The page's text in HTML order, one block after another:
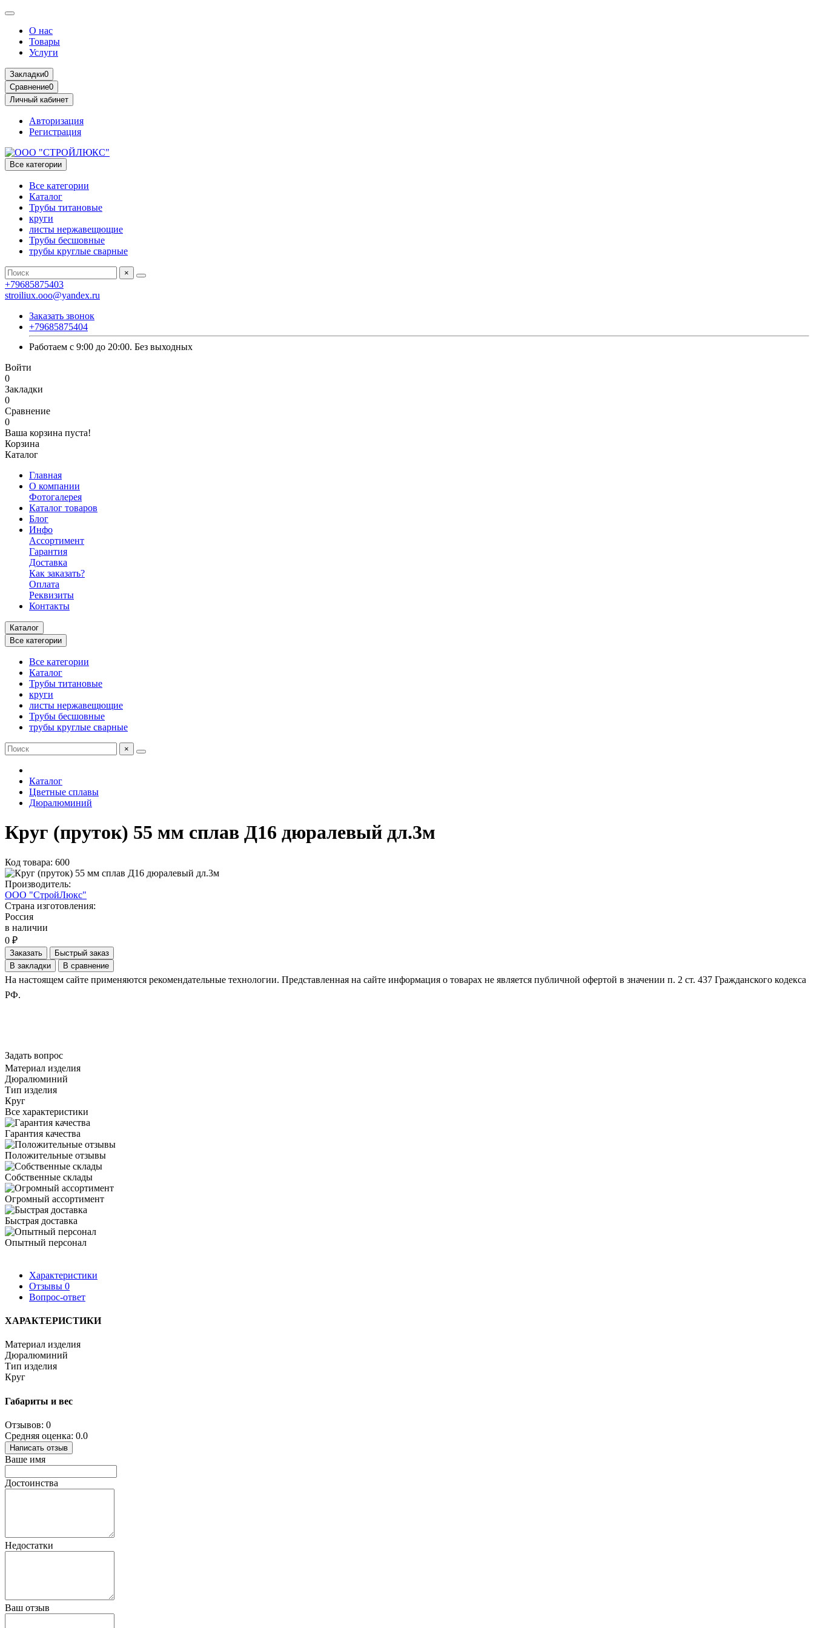
О нас
Товары
Услуги
Закладки0
Сравнение0
Личный кабинет
Авторизация
Регистрация
Все категории
Все категории
Каталог
Трубы титановые
круги
листы нержавещющие
Трубы бесшовные
трубы круглые сварные
×
+79685875403
stroiliux.ooo@yandex.ru
Заказать звонок
+79685875404
Работаем с 9:00 до 20:00. Без выходных
Войти
0
Закладки
0
Сравнение
0
Ваша корзина пуста!
Корзина
Каталог
Главная
О компании
Фотогалерея
Каталог товаров
Блог
Инфо
Ассортимент
Гарантия
Доставка
Как заказать?
Оплата
Реквизиты
Контакты
Каталог
Все категории
Все категории
Каталог
Трубы титановые
круги
листы нержавещющие
Трубы бесшовные
трубы круглые сварные
×
Каталог
Цветные сплавы
Дюралюминий
Круг (пруток) 55 мм сплав Д16 дюралевый дл.3м
Код товара: 600
Производитель:
ООО "СтройЛюкс"
Страна изготовления:
Россия
в наличии
0 ₽
Заказать
Быстрый заказ
В закладки
В сравнение
На настоящем сайте применяются рекомендательные технологии. Представленная на сайте информация о товарах не является публичной офертой в значении п. 2 ст. 437 Гражданского кодекса
РФ.
Задать вопрос
Материал изделия
Дюралюминий
Тип изделия
Круг
Все характеристики
Гарантия качества
Положительные отзывы
Собственные склады
Огромный ассортимент
Быстрая доставка
Опытный персонал
Характеристики
Отзывы 0
Вопрос-ответ
ХАРАКТЕРИСТИКИ
Материал изделия
Дюралюминий
Тип изделия
Круг
Габариты и вес
Отзывов: 0
Средняя оценка: 0.0
Написать отзыв
Ваше имя
Достоинства
Недостатки
Ваш отзыв